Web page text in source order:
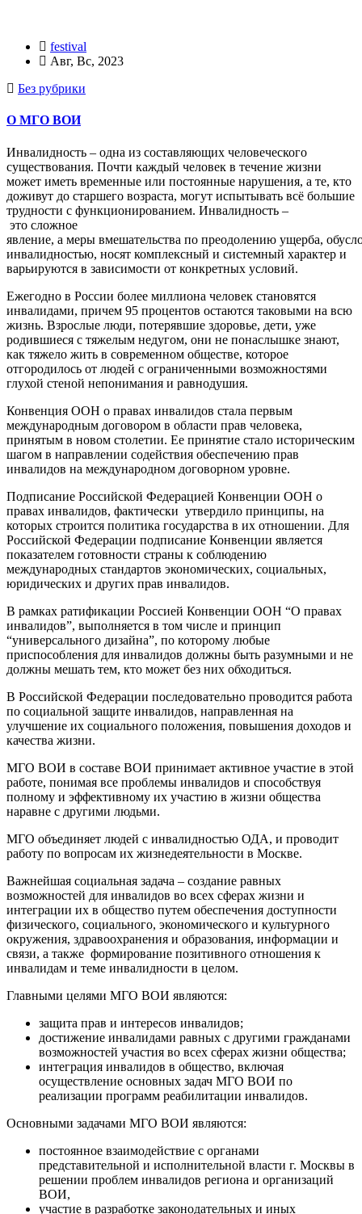
festival
Авг, Вс, 2023
Без рубрики
О МГО ВОИ
Инвалидность – одна из составляющих человеческого
существования. Почти каждый человек в течение жизни
может иметь временные или постоянные нарушения, а те, кто
доживут до старшего возраста, могут испытывать всё большие
трудности с функционированием. Инвалидность –
это сложное
явление, а меры вмешательства по преодолению ущерба,
инвалидностью, носят комплексный и системный характер и
варьируются в зависимости от конкретных условий.
Ежегодно в России более миллиона человек становятся
инвалидами, причем 95 процентов остаются таковыми на всю
жизнь. Взрослые люди, потерявшие здоровье, дети, уже
родившиеся с тяжелым недугом, они не понаслышке знают,
как тяжело жить в современном обществе, которое
отгородилось от людей с ограниченными возможностями
глухой стеной непонимания и равнодушия.
Конвенция ООН о правах инвалидов стала первым
международным договором в области прав человека,
принятым в новом столетии. Ее принятие стало историческим
шагом в направлении содействия обеспечению прав
инвалидов на международном договорном уровне.
Подписание Российской Федерацией Конвенции ООН о
правах инвалидов, фактически утвердило принципы, на
которых строится политика государства в их отношении. Для
Российской Федерации подписание Конвенции является
показателем готовности страны к соблюдению
международных стандартов экономических, социальных,
юридических и других прав инвалидов.
В рамках ратификации Россией Конвенции ООН “О правах
инвалидов”, выполняется в том числе и принцип
“универсального дизайна”, по которому любые
приспособления для инвалидов должны быть разумными и не
должны мешать тем, кто может без них обходиться.
В Российской Федерации последовательно проводится работа
по социальной защите инвалидов, направленная на
улучшение их социального положения, повышения доходов и
качества жизни.
МГО ВОИ в составе ВОИ принимает активное участие в этой
работе, понимая все проблемы инвалидов и способствуя
полному и эффективному их участию в жизни общества
наравне с другими людьми.
МГО объединяет людей с инвалидностью ОДА, и проводит
работу по вопросам их жизнедеятельности в Москве.
Важнейшая социальная задача – создание равных
возможностей для инвалидов во всех сферах жизни и
интеграции их в общество путем обеспечения доступности
физического, социального, экономического и культурного
окружения, здравоохранения и образования, информации и
связи, а также формирование позитивного отношения к
инвалидам и теме инвалидности в целом.
Главными целями МГО ВОИ являются:
защита прав и интересов инвалидов;
достижение инвалидами равных с другими гражданами
возможностей участия во всех сферах жизни общества;
интеграция инвалидов в общество, включая
осуществление основных задач МГО ВОИ по
реализации программ реабилитации инвалидов.
Основными задачами МГО ВОИ являются:
постоянное взаимодействие с органами
представительной и исполнительной власти г. Москвы в
решении проблем инвалидов региона и организаций
ВОИ,
участие в разработке законодательных и иных